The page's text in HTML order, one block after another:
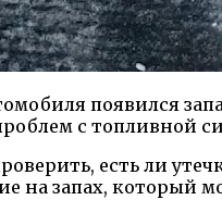
появился
с топливной
есть ли
на запах, который